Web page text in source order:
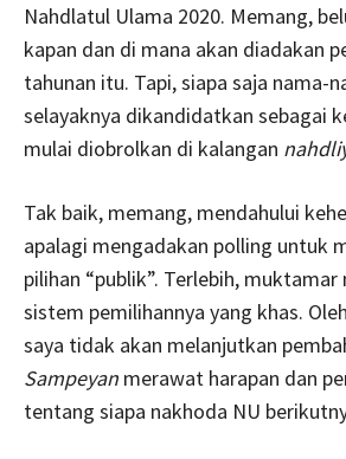
Nahdlatul Ulama 2020. Memang,
kapan dan di mana akan diadakan
tahunan itu. Tapi, siapa saja nama-
selayaknya dikandidatkan sebagai
mulai diobrolkan di kalangan
Tak baik, memang, mendahului
apalagi mengadakan polling untuk
pilihan “publik”. Terlebih, muktamar
sistem pemilihannya yang khas.
saya tidak akan melanjutkan
Sampeyan merawat harapan dan
tentang siapa nakhoda NU